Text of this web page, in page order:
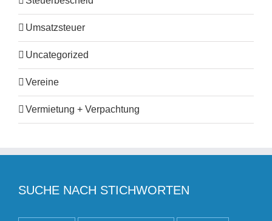
Umsatzsteuer
Uncategorized
Vereine
Vermietung + Verpachtung
SUCHE NACH STICHWORTEN